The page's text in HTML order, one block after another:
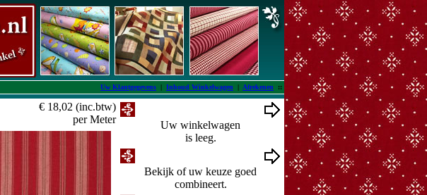
Uw Klantgegevens | Inhoud Winkelwagen | Afrekenen ::
€ 18,02 (inc.btw)
per Meter
Uw winkelwagen
is leeg.
Bekijk of uw keuze goed
combineert.